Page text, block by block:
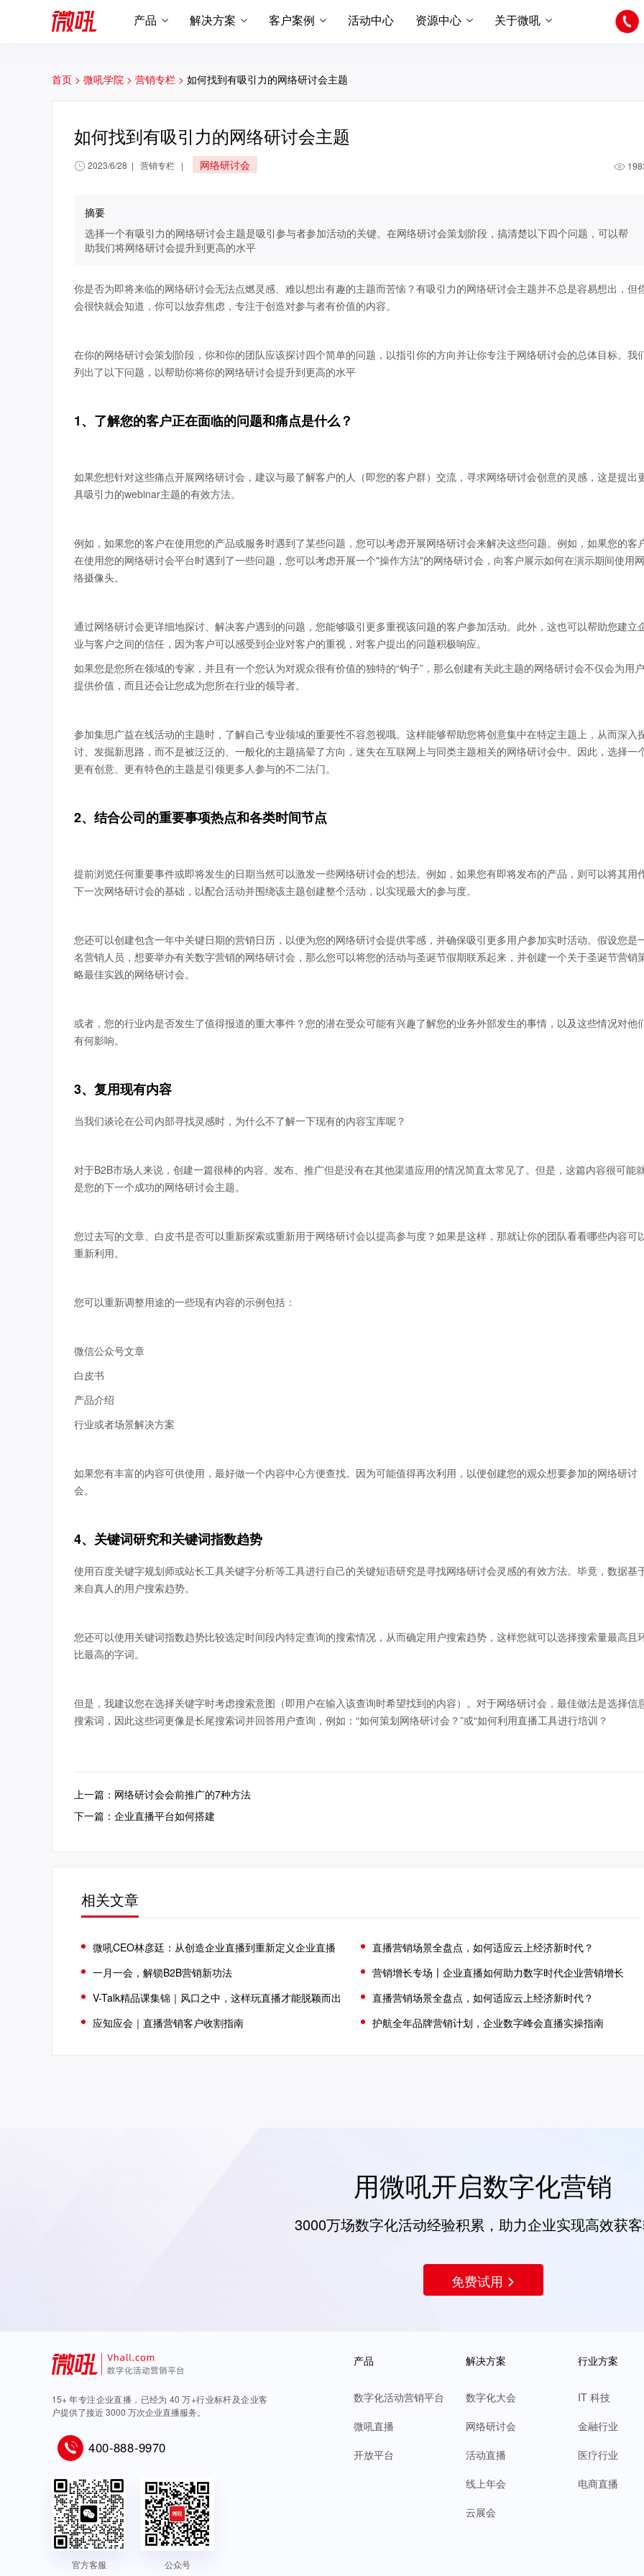
产品 解决方案 客户案例 活动中心 资源中心 关于微吼
首页 > 微吼学院 > 营销专栏 > 如何找到有吸引力的网络研讨会主题
如何找到有吸引力的网络研讨会主题
2023/6/28 | 营销专栏 | 网络研讨会
摘要
选择一个有吸引力的网络研讨会主题是吸引参与者参加活动的关键。在网络研讨会策划阶段，搞清楚以下四个问题，可以帮
助我们将网络研讨会提升到更高的水平
你是否为即将来临的网络研讨会无法点燃灵感、难以想出有趣的主题而苦恼？有吸引力的网络研讨会主题并不总是容易想出，但
会很快就会知道，你可以放弃焦虑，专注于创造对参与者有价值的内容。
在你的网络研讨会策划阶段，你和你的团队应该探讨四个简单的问题，以指引你的方向并让你专注于网络研讨会的总体目标。我
列出了以下问题，以帮助你将你的网络研讨会提升到更高的水平
1、了解您的客户正在面临的问题和痛点是什么？
如果您想针对这些痛点开展网络研讨会，建议与最了解客户的人（即您的客户群）交流，寻求网络研讨会创意的灵感，这是提出
具吸引力的webinar主题的有效方法。
例如，如果您的客户在使用您的产品或服务时遇到了某些问题，您可以考虑开展网络研讨会来解决这些问题。例如，如果您的客
在使用您的网络研讨会平台时遇到了一些问题，您可以考虑开展一个"操作方法"的网络研讨会，向客户展示如何在演示期间使用网
络摄像头。
通过网络研讨会更详细地探讨、解决客户遇到的问题，您能够吸引更多重视该问题的客户参加活动。此外，这也可以帮助您建立
业与客户之间的信任，因为客户可以感受到企业对客户的重视，对客户提出的问题积极响应。
如果您是您所在领域的专家，并且有一个您认为对观众很有价值的独特的“钩子”，那么创建有关此主题的网络研讨会不仅会为用户
提供价值，而且还会让您成为您所在行业的领导者。
参加集思广益在线活动的主题时，了解自己专业领域的重要性不容忽视哦。这样能够帮助您将创意集中在特定主题上，从而深入
讨、发掘新思路，而不是被泛泛的、一般化的主题搞晕了方向，迷失在互联网上与同类主题相关的网络研讨会中。因此，选择一
更有创意、更有特色的主题是引领更多人参与的不二法门。
2、结合公司的重要事项热点和各类时间节点
提前浏览任何重要事件或即将发生的日期当然可以激发一些网络研讨会的想法。例如，如果您有即将发布的产品，则可以将其用
下一次网络研讨会的基础，以配合活动并围绕该主题创建整个活动，以实现最大的参与度。
您还可以创建包含一年中关键日期的营销日历，以便为您的网络研讨会提供零感，并确保吸引更多用户参加实时活动。假设您是
名营销人员，想要举办有关数字营销的网络研讨会，那么您可以将您的活动与圣诞节假期联系起来，并创建一个关于圣诞节营销
略最佳实践的网络研讨会。
或者，您的行业内是否发生了值得报道的重大事件？您的潜在受众可能有兴趣了解您的业务外部发生的事情，以及这些情况对他
有何影响。
3、复用现有内容
当我们谈论在公司内部寻找灵感时，为什么不了解一下现有的内容宝库呢？
对于B2B市场人来说，创建一篇很棒的内容、发布、推广但是没有在其他渠道应用的情况简直太常见了。但是，这篇内容很可能
是您的下一个成功的网络研讨会主题。
您过去写的文章、白皮书是否可以重新探索或重新用于网络研讨会以提高参与度？如果是这样，那就让你的团队看看哪些内容可
重新利用。
您可以重新调整用途的一些现有内容的示例包括：
微信公众号文章
白皮书
产品介绍
行业或者场景解决方案
如果您有丰富的内容可供使用，最好做一个内容中心方便查找。因为可能值得再次利用，以便创建您的观众想要参加的网络研讨
会。
4、关键词研究和关键词指数趋势
使用百度关键字规划师或站长工具关键字分析等工具进行自己的关键短语研究是寻找网络研讨会灵感的有效方法。毕竟，数据基
来自真人的用户搜索趋势。
您还可以使用关键词指数趋势比较选定时间段内特定查询的搜索情况，从而确定用户搜索趋势，这样您就可以选择搜索量最高且
比最高的字词。
但是，我建议您在选择关键字时考虑搜索意图（即用户在输入该查询时希望找到的内容）。对于网络研讨会，最佳做法是选择信
搜索词，因此这些词更像是长尾搜索词并回答用户查询，例如：“如何策划网络研讨会？”或“如何利用直播工具进行培训？
上一篇：网络研讨会会前推广的7种方法
下一篇：企业直播平台如何搭建
相关文章
微吼CEO林彦廷：从创造企业直播到重新定义企业直播
直播营销场景全盘点，如何适应云上经济新时代？
一月一会，解锁B2B营销新功法
营销增长专场〡企业直播如何助力数字时代企业营销增长
V-Talk精品课集锦｜风口之中，这样玩直播才能脱颖而出
直播营销场景全盘点，如何适应云上经济新时代？
应知应会｜直播营销客户收割指南
护航全年品牌营销计划，企业数字峰会直播实操指南
用微吼开启数字化营销
3000万场数字化活动经验积累，助力企业实现高效获
免费试用
15+ 年专注企业直播，已经为 40 万+行业标杆及企业客
户提供了接近 3000 万次企业直播服务。
400-888-9970
官方客服 公众号
产品
数字化活动营销平台
微吼直播
开放平台
解决方案
数字化大会
网络研讨会
活动直播
线上年会
云展会
行业方案
IT 科技
金融行业
医疗行业
电商直播